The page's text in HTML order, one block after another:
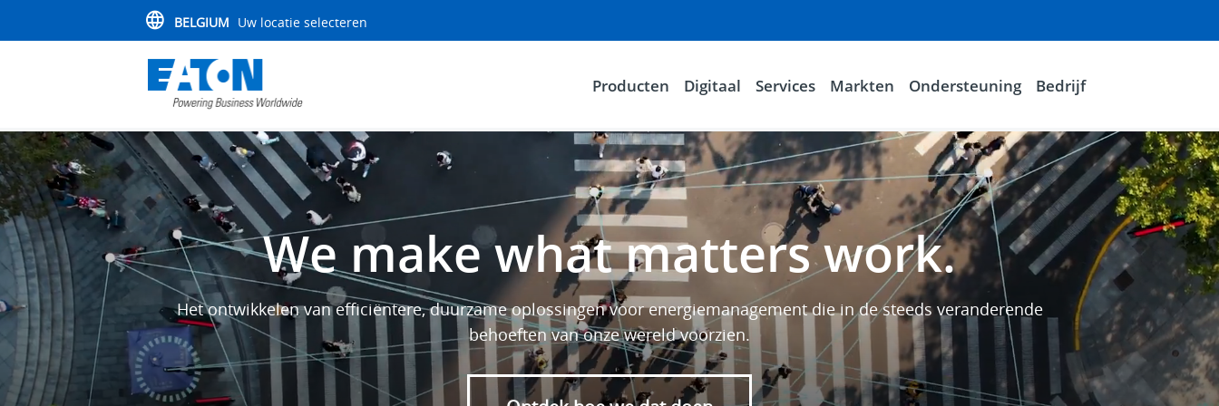
BELGIUM Uw locatie selecteren
Producten Digitaal Services Markten Ondersteuning Bedrijf
We make what matters work.
Het ontwikkelen van efficiëntere, duurzame oplossingen voor energiemanagement die in de steeds veranderende
behoeften van onze wereld voorzien.